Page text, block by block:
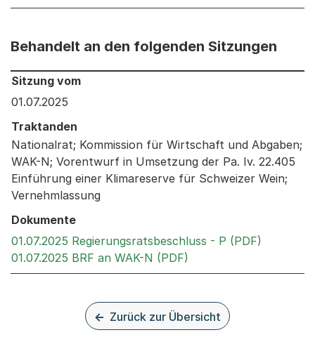
Behandelt an den folgenden Sitzungen
Behandelt an den folgenden Sitzungen: Informationen
Sitzung vom
01.07.2025
Traktanden
Nationalrat; Kommission für Wirtschaft und Abgaben;
WAK-N; Vorentwurf in Umsetzung der Pa. Iv. 22.405
Einführung einer Klimareserve für Schweizer Wein;
Vernehmlassung
Dokumente
01.07.2025 Regierungsratsbeschluss - P (PDF)
01.07.2025 BRF an WAK-N (PDF)
Zurück zur Übersicht